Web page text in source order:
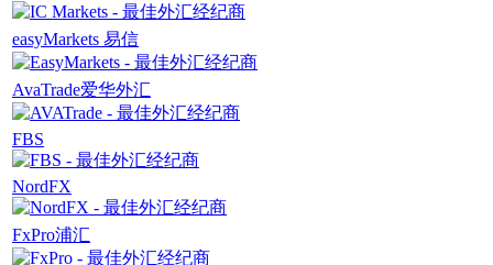
easyMarkets 易信
AvaTrade爱华外汇
FBS
NordFX
FxPro浦汇